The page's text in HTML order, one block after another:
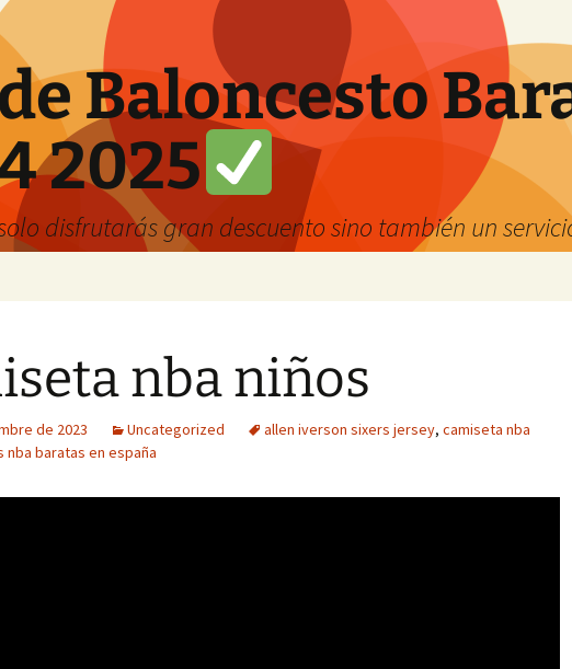
Baloncesto
2025
disfrutarás gran descuento sino también un
nba niños
de 2023 Uncategorized allen iverson sixers jersey, camiseta nba
nba baratas en españa